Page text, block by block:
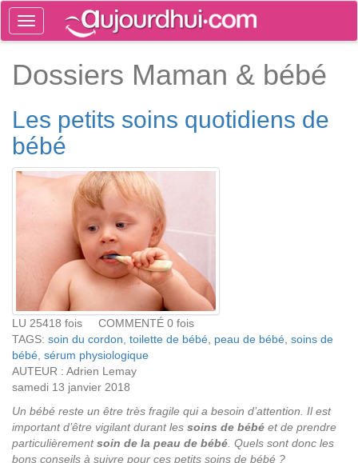
Toggle
navigation
Dossiers Maman & bébé
Les petits soins quotidiens de
bébé
LU 25418 fois COMMENTÉ 0 fois
TAGS: soin du cordon toilette de bébé peau de bébé soins de
bébé sérum physiologique
AUTEUR : Adrien Lemay
samedi 13 janvier 2018
Un bébé reste un être très fragile qui a besoin d’attention. Il est
important d’être vigilant durant les soins de bébé et de prendre
particulièrementsoin de la peau de bébé . Quels sont donc les
bons conseils à suivre pour ces petits soins de bébé ?